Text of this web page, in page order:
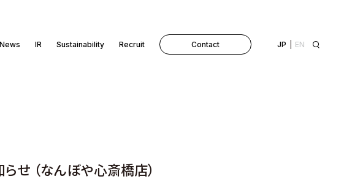
News IR Sustainability Recruit Contact EN
JP
せ （なんぼや心斎橋店）